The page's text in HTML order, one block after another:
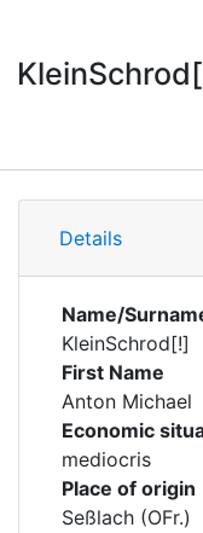
Details
Name/
KleinSchrod[!]
First Name
Anton Michael
Economic
mediocris
Place of origin
Seßlach (OFr.)